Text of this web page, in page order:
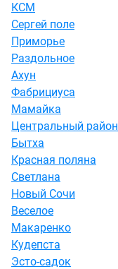
КСМ
Сергей поле
Приморье
Раздольное
Ахун
Фабрициуса
Мамайка
Центральный район
Бытха
Красная поляна
Светлана
Новый Сочи
Веселое
Макаренко
Кудепста
Эсто-садок